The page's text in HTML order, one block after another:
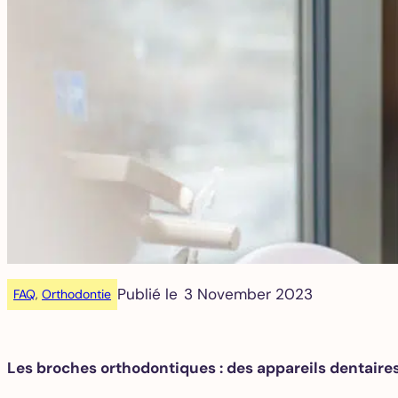
FAQ, Orthodontie Publié le 3 November 2023
Les broches orthodontiques : des appareils